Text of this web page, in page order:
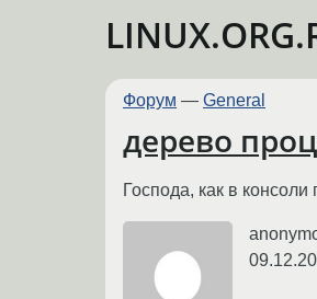
Форум — General
дерево
Господа, как в